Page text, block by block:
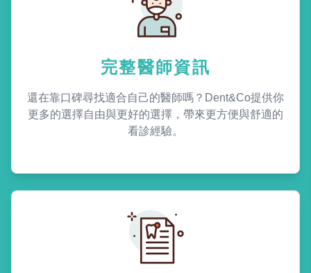
完整醫師資訊
還在靠口碑尋找適合自己的醫師嗎？Dent&Co提供你
更多的選擇自由與更好的選擇，帶來更方便與舒適的
看診經驗。